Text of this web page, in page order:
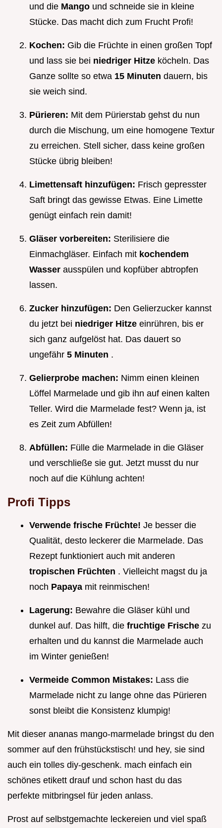
und die Mango und schneide sie in kleine
Stücke. Das macht dich zum Frucht Profi!
Kochen: Gib die Früchte in einen großen Topf
und lass sie bei niedriger Hitze köcheln. Das
Ganze sollte so etwa 15 Minuten dauern, bis
sie weich sind.
Pürieren: Mit dem Pürierstab gehst du nun
durch die Mischung, um eine homogene Textur
zu erreichen. Stell sicher, dass keine großen
Stücke übrig bleiben!
Limettensaft hinzufügen: Frisch gepresster
Saft bringt das gewisse Etwas. Eine Limette
genügt einfach rein damit!
Gläser vorbereiten: Sterilisiere die
Einmachgläser. Einfach mit kochendem
Wasser ausspülen und kopfüber abtropfen
lassen.
Zucker hinzufügen: Den Gelierzucker kannst
du jetzt bei niedriger Hitze einrühren, bis er
sich ganz aufgelöst hat. Das dauert so
ungefähr 5 Minuten .
Gelierprobe machen: Nimm einen kleinen
Löffel Marmelade und gib ihn auf einen kalten
Teller. Wird die Marmelade fest? Wenn ja, ist
es Zeit zum Abfüllen!
Abfüllen: Fülle die Marmelade in die Gläser
und verschließe sie gut. Jetzt musst du nur
noch auf die Kühlung achten!
Profi Tipps
Verwende frische Früchte! Je besser die
Qualität, desto leckerer die Marmelade. Das
Rezept funktioniert auch mit anderen
tropischen Früchten . Vielleicht magst du ja
noch Papaya mit reinmischen!
Lagerung: Bewahre die Gläser kühl und
dunkel auf. Das hilft, die fruchtige Frische zu
erhalten und du kannst die Marmelade auch
im Winter genießen!
Vermeide Common Mistakes: Lass die
Marmelade nicht zu lange ohne das Pürieren
sonst bleibt die Konsistenz klumpig!
Mit dieser ananas mango-marmelade bringst du den
sommer auf den frühstückstisch! und hey, sie sind
auch ein tolles diy-geschenk. mach einfach ein
schönes etikett drauf und schon hast du das
perfekte mitbringsel für jeden anlass.
Prost auf selbstgemachte leckereien und viel spaß